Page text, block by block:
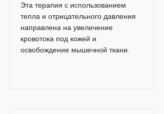
Эта терапия с использованием
тепла и отрицательного давления
направлена на увеличение
кровотока под кожей и
освобождение мышечной ткани.